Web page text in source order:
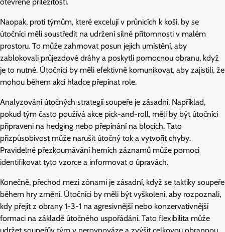
Naopak, proti týmům, které excelují v průnicích k koši, by se
útočníci měli soustředit na udržení silné přítomnosti v malém
prostoru. To může zahrnovat posun jejich umístění, aby
zablokovali průjezdové dráhy a poskytli pomocnou obranu, když
je to nutné. Útočníci by měli efektivně komunikovat, aby zajistili, že
mohou během akcí hladce přepínat role.
Analyzování útočných strategií soupeře je zásadní. Například,
pokud tým často používá akce pick-and-roll, měli by být útočníci
připraveni na hedging nebo přepínání na blocích. Tato
přizpůsobivost může narušit útočný tok a vytvořit chyby.
Pravidelné přezkoumávání herních záznamů může pomoci
identifikovat tyto vzorce a informovat o úpravách.
Konečně, přechod mezi zónami je zásadní, když se taktiky soupeře
během hry změní. Útočníci by měli být vyškoleni, aby rozpoznali,
kdy přejít z obrany 1-3-1 na agresivnější nebo konzervativnější
formaci na základě útočného uspořádání. Tato flexibilita může